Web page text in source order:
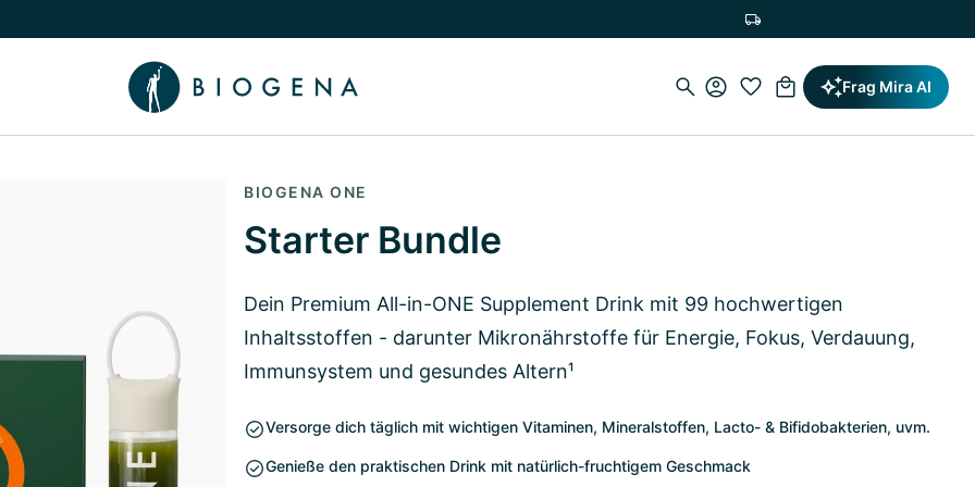
Wissen umschalten Frag Mira AI
BIOGENA ONE
Starter Bundle
Dein Premium All-in-ONE Supplement Drink mit 99 hochwertigen
Inhaltsstoffen - darunter Mikronährstoffe für Energie, Fokus, Verdauung,
Immunsystem und gesundes Altern¹
Versorge dich täglich mit wichtigen Vitaminen, Mineralstoffen, Lacto- & Bifidobakterien, uvm.
Genieße den praktischen Drink mit natürlich-fruchtigem Geschmack